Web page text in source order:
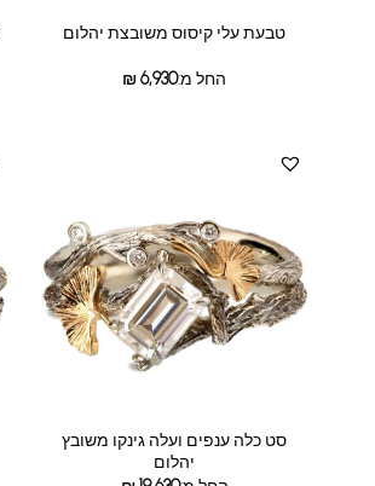
טבעת עלי קיסוס משובצת יהלום
החל מ: ₪6,930
סט כלה ענפים ועלה גינקו משובץ
יהלום